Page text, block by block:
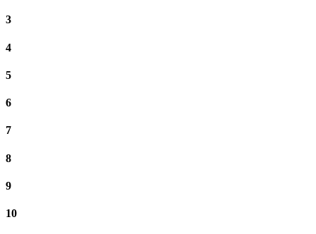
3
4
5
6
7
8
9
10